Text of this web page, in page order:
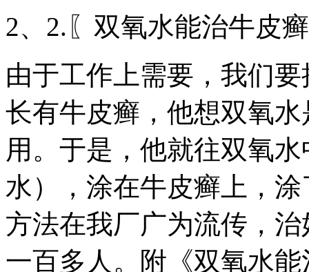
2、2.〖双氧水能治牛皮
由于工作上需要，我们
长有牛皮癣，他想双氧
用。于是，他就往双氧
水），涂在牛皮癣上，
方法在我厂广为流传，
一百多人。附《双氧水